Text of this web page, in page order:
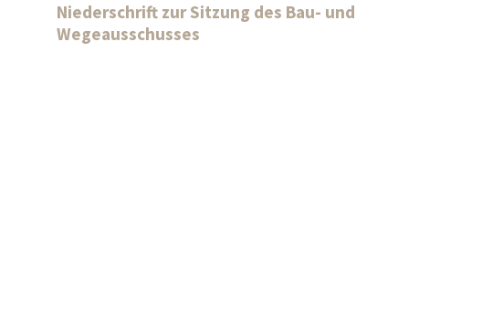
Niederschrift zur Sitzung des Bau- und
Wegeausschusses